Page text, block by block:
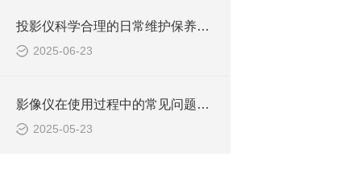
投影仪科学合理的日常维护保养方法分享
2025-06-23
影像仪在使用过程中的常见问题相应解决方法分享
2025-05-23